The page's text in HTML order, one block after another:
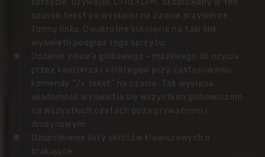
sprzęcie, używając CTRL+LPM. Skopiowany w ten
sposób tekst po wysłaniu na czacie przybierze
formę linku. Dwukrotne kliknięcie na taki link
wyświetli podgląd tego sprzętu.
Dodanie voice’a gildiowego - możliwego do użycia
przez kanclerza i strategów przy zastosowaniu
komendy “/v tekst” na czacie. Tak wysłana
wiadomość wyświetla się wszystkim gildiowiczom
na wszystkich czatach poza prywatnym i
drużynowym.
Uzupełnienie listy skrótów klawiszowych o
brakujące.